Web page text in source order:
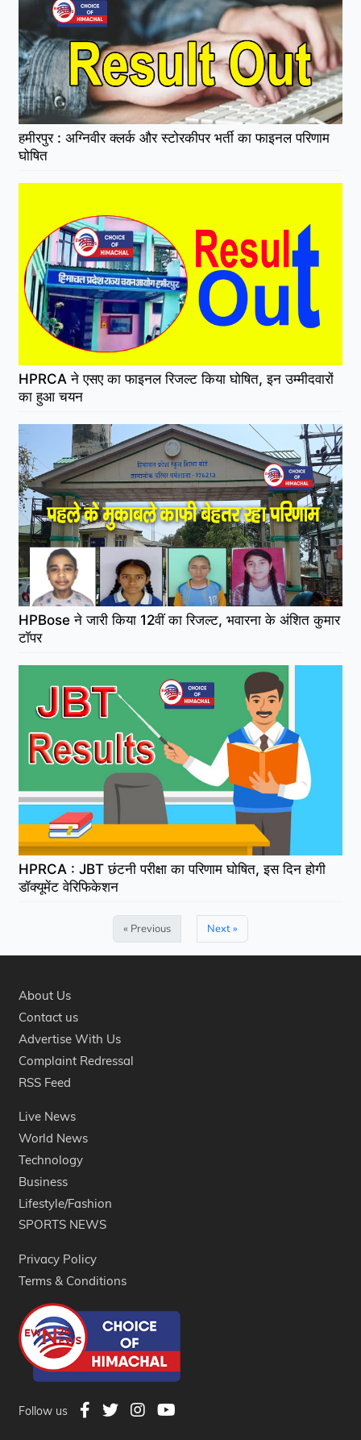
हमीरपुर : अग्निवीर क्लर्क और स्टोरकीपर भर्ती का फाइनल परिणाम
घोषित
HPRCA ने एसए का फाइनल रिजल्ट किया घोषित, इन उम्मीदवारों
का हुआ चयन
HPBose ने जारी किया 12वीं का रिजल्ट, भवारना के अंशित कुमार
टॉपर
HPRCA : JBT छंटनी परीक्षा का परिणाम घोषित, इस दिन होगी
डॉक्यूमेंट वेरिफिकेशन
« Previous Next »
About Us
Contact us
Advertise With Us
Complaint Redressal
RSS Feed
Live News
World News
Technology
Business
Lifestyle/Fashion
SPORTS NEWS
Privacy Policy
Terms & Conditions
Follow us